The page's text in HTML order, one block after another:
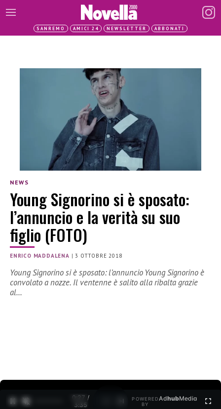
SANREMO AMICI 24 NEWSLETTER ABBONATI
NEWS
Young Signorino si è sposato:
l’annuncio e la verità su suo
figlio (FOTO)
ENRICO MADDALENA |3 OTTOBRE 2018
Young Signorino si è sposato: l’annuncio Young Signorino è
convolato a nozze. Il ventenne è salito alla ribalta grazie
al…
0:27 /
3:35
POWERED
BY
AdhubMedia